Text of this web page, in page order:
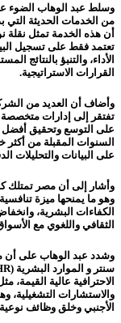
من الخدمات الحديثة التي
أن هذه الخدمة تمثل نقلة
تعتمد فقط على تسجيل
الأداء، والتنبؤ بالنتائج
القرارات الاستراتيجية.
وأضاف أن العديد من
تفتقر إلى إدارات متخصصة
السنوات المقبلة من أكثر
على البيانات والتحليلات
وأشار إلى أن مصر تمتلك
وهو ما يمنحها ميزة
الكفاءات البشرية،
الثقافي واللغوي مع
وشدد عبد الوهاب على أن
الاحترافية عالية القيمة،
والاستشارات التشغيلية،
الأجنبي وخلق وظائف